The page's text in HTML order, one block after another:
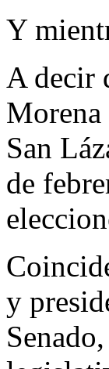
Y
A decir
Morena
San
de
y